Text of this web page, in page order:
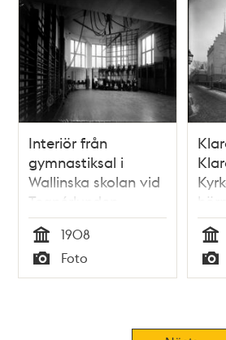
Interiör från
gymnastiksal i
Wallinska skolan vid
Tegnérlunden
Tid
1908
Typ
Foto Tid
Typ